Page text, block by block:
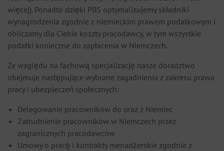
więcej). Ponadto dzięki PBS optymalizujemy składniki
wynagrodzenia zgodnie z niemieckim prawem podatkowym i
obliczamy dla Ciebie koszty pracodawcy, w tym wszystkie
podatki konieczne do zapłacenia w Niemczech.
Ze względu na fachową specjalizację nasze doradztwo
obejmuje następujące wybrane zagadnienia z zakresu prawa
pracy i ubezpieczeń społecznych:
Delegowanie pracowników do oraz z Niemiec
Zatrudnienie pracowników w Niemczech przez
zagranicznych pracodawców
Umowy o pracę i kontrakty menadżerskie zgodnie z